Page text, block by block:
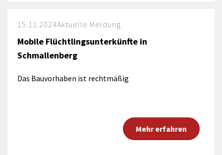
15.11.2024Aktuelle Meldung
Mobile Flüchtlingsunterkünfte in
Schmallenberg
Das Bauvorhaben ist rechtmäßig
Mehr erfahren